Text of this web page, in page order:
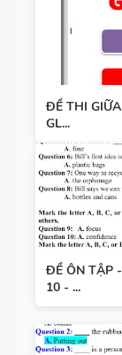
ĐỀ THI
GL...
ĐỀ ÔN TẬP
10 - ...